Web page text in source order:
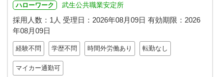
ハローワーク 武生公共職業安定所
採用人数：1人 受理日： 2026年08月09日 有効期限： 2026
年08月09日
経験不問 学歴不問 時間外労働あり 転勤なし
マイカー通勤可